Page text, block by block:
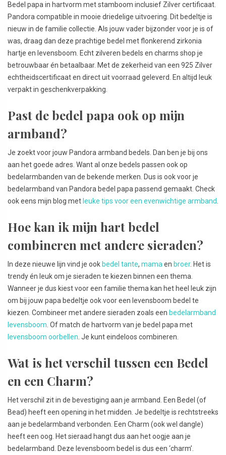
Bedel papa in hartvorm met stamboom inclusief Zilver certificaat.
Pandora compatible in mooie driedelige uitvoering. Dit bedeltje is
nieuw in de familie collectie. Als jouw vader bijzonder voor je is of
was, draag dan deze prachtige bedel met flonkerend zirkonia
hartje en levensboom. Echt zilveren bedels en charms shop je
betrouwbaar én betaalbaar. Met de zekerheid van een 925 Zilver
echtheidscertificaat en direct uit voorraad geleverd. En altijd leuk
verpakt in geschenkverpakking.
Past de bedel papa ook op mijn
armband?
Je zoekt voor jouw Pandora armband bedels. Dan ben je bij ons
aan het goede adres. Want al onze bedels passen ook op
bedelarmbanden van de bekende merken. Dus is ook voor je
bedelarmband van Pandora bedel papa passend gemaakt. Check
ook eens mijn blog met leuke tips voor een evenwichtige armband
Hoe kan ik mijn hart bedel
combineren met andere sieraden?
In deze nieuwe lijn vind je ook bedel tante, mama en broer. Het is
trendy én leuk om je sieraden te kiezen binnen een thema.
Wanneer je dus kiest voor een familie thema kan het heel leuk zijn
om bij jouw papa bedeltje ook voor een levensboom bedel te
kiezen. Combineer met andere sieraden zoals een bedelarmband
levensboom . Of match de hartvorm van je bedel papa met
levensboom oorbellen . Je kunt eindeloos combineren.
Wat is het verschil tussen een Bedel
en een Charm?
Het verschil zit in de bevestiging aan je armband. Een Bedel (of
Bead) heeft een opening in het midden. Je bedeltje is rechtstreeks
aan je bedelarmband verbonden. Een Charm (ook wel dangle)
heeft een oog. Het sieraad hangt dus aan het oogje aan je
bedelarmband. Deze levensboom bedel is dus een ‘charm’.